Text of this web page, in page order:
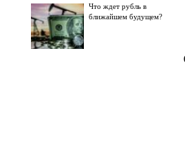
Что ждет рубль в
ближайшем будущем?